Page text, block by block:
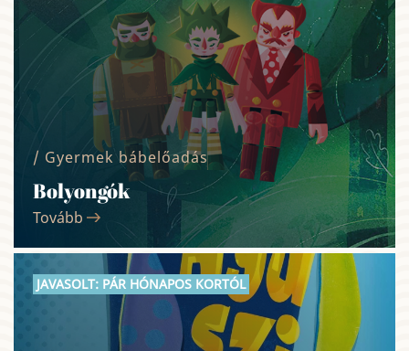
/ Gyermek bábelőadás
Bolyongók
Tovább
JAVASOLT: PÁR HÓNAPOS KORTÓL